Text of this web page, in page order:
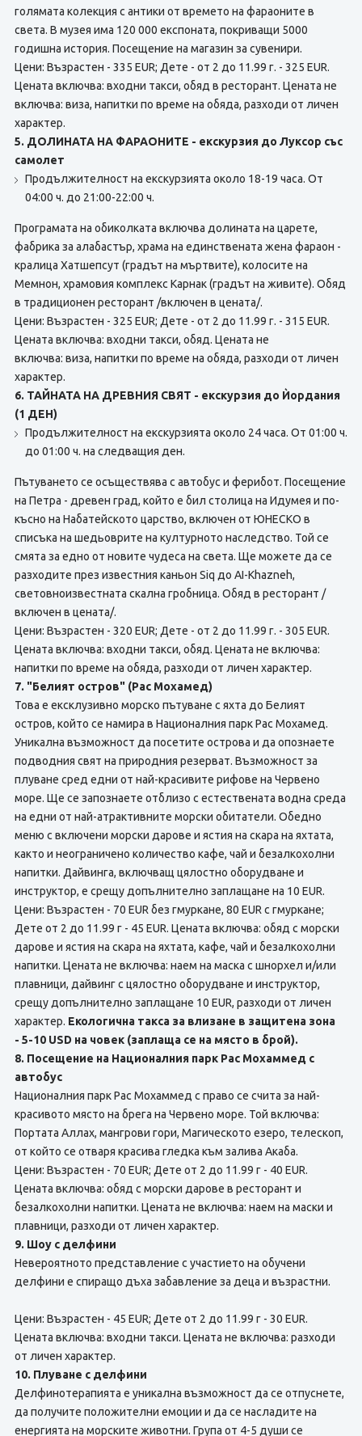
голямата колекция с антики от времето на фараоните в
света. В музея има 120 000 експоната, покриващи 5000
годишна история. Посещение на магазин за сувенири.
Цени: Възрастен - 335 EUR; Дете - от 2 до 11.99 г. - 325 EUR.
Цената включва: входни такси, обяд в ресторант. Цената не
включва: виза, напитки по време на обяда, разходи от личен
характер.
5. ДОЛИНАТА НА ФАРАОНИТЕ - екскурзия до Луксор със
самолет
Продължителност на екскурзията около 18-19 часа. От
04:00 ч. до 21:00-22:00 ч.
Програмата на обиколката включва долината на царете,
фабрика за алабастър, храма на единствената жена фараон -
кралица Хатшепсут (градът на мъртвите), колосите на
Мемнон, храмовия комплекс Карнак (градът на живите). Обяд
в традиционен ресторант /включен в цената/.
Цени: Възрастен - 325 EUR; Дете - от 2 до 11.99 г. - 315 EUR.
Цената включва: входни такси, обяд. Цената не
включва: виза, напитки по време на обяда, разходи от личен
характер.
6. ТАЙНАТА НА ДРЕВНИЯ СВЯТ - екскурзия до Ѝордания
(1 ДЕН)
Продължителност на екскурзията около 24 часа. От 01:00 ч.
до 01:00 ч. на следващия ден.
Пътуването се осъществява с автобус и ферибот. Посещение
на Петра - древен град, който е бил столица на Идумея и по-
късно на Набатейското царство, включен от ЮНЕСКО в
списъка на шедьоврите на културното наследство. Той се
смята за едно от новите чудеса на света. Ще можете да се
разходите през известния каньон Siq до AI-Khazneh,
световноизвестната скална гробница. Обяд в ресторант /
включен в цената/.
Цени: Възрастен - 320 EUR; Дете - от 2 до 11.99 г. - 305 EUR.
Цената включва: входни такси, обяд. Цената не включва:
напитки по време на обяда, разходи от личен характер.
7. "Белият остров" (Рас Мохамед)
Това е ексклузивно морско пътуване с яхта до Белият
остров, който се намира в Националния парк Рас Мохамед.
Уникална възможност да посетите острова и да опознаете
подводния свят на природния резерват. Възможност за
плуване сред едни от най-красивите рифове на Червено
море. Ще се запознаете отблизо с естествената водна среда
на едни от най-атрактивните морски обитатели. Обедно
меню с включени морски дарове и ястия на скара на яхтата,
както и неограничено количество кафе, чай и безалкохолни
напитки. Дайвинга, включващ цялостно оборудване и
инструктор, е срещу допълнително заплащане на 10 EUR.
Цени: Възрастен - 70 EUR без гмуркане, 80 EUR с гмуркане;
Дете от 2 до 11.99 г - 45 EUR. Цената включва: обяд с морски
дарове и ястия на скара на яхтата, кафе, чай и безалкохолни
напитки. Цената не включва: наем на маска с шнорхел и/или
плавници, дайвинг с цялостно оборудване и инструктор,
срещу допълнително заплащане 10 EUR, разходи от личен
характер. Екологична такса за влизане в защитена зона
- 5-10 USD на човек (заплаща се на място в брой).
8. Посещение на Националния парк Рас Мохаммед с
автобус
Националния парк Рас Мохаммед с право се счита за най-
красивото място на брега на Червено море. Той включва:
Портата Аллах, мангрови гори, Магическото езеро, телескоп,
от който се отваря красива гледка към залива Акаба.
Цени: Възрастен - 70 EUR; Дете от 2 до 11.99 г - 40 EUR.
Цената включва: обяд с морски дарове в ресторант и
безалкохолни напитки. Цената не включва: наем на маски и
плавници, разходи от личен характер.
9. Шоу с делфини
Невероятното представление с участието на обучени
делфини е спиращо дъха забавление за деца и възрастни.
Цени: Възрастен - 45 EUR; Дете от 2 до 11.99 г - 30 EUR.
Цената включва: входни такси. Цената не включва: разходи
от личен характер.
10. Плуване с делфини
Делфинотерапията е уникална възможност да се отпуснете,
да получите положителни емоции и да се насладите на
енергията на морските животни. Група от 4-5 души се